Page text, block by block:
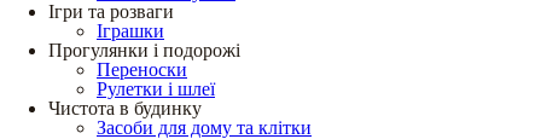
Ігри та розваги
Іграшки
Прогулянки і подорожі
Переноски
Рулетки і шлеї
Чистота в будинку
Засоби для дому та клітки